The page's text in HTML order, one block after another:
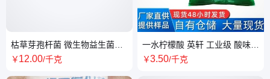
枯草芽孢杆菌 微生物益生菌
99%含量 农用有机肥 EM菌肥
￥12.00/千克
一水柠檬酸 英轩 工业级 酸味调
节剂 水处理 金属清洗 除垢剂
￥3.50/千克